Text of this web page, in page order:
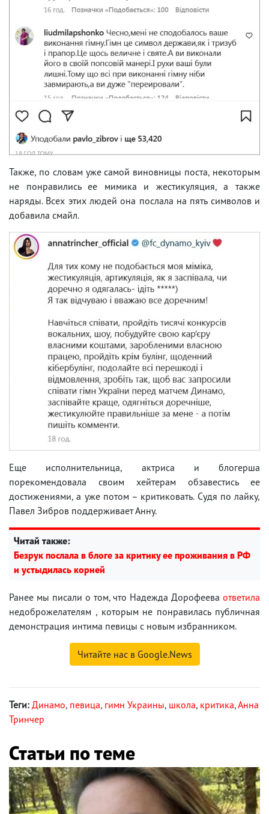
Также, по словам уже самой виновницы поста, некоторым
не понравились ее мимика и жестикуляция, а также
наряды. Всех этих людей она послала на пять символов и
добавила смайл.
Еще исполнительница, актриса и блогерша
порекомендовала своим хейтерам обзавестись ее
достижениями, а уже потом – критиковать. Судя по лайку,
Павел Зибров поддерживает Анну.
Читай также:
Безрук послала в блоге за критику ее проживания в РФ
и устыдилась корней
Ранее мы писали о том, что Надежда Дорофеева ответила
недоброжелателям , которым не понравилась публичная
демонстрация интима певицы с новым избранником.
Читайте нас в Google.News
Теги: Динамо, певица, гимн Украины, школа, критика,Анна
Тринчер
Статьи по теме